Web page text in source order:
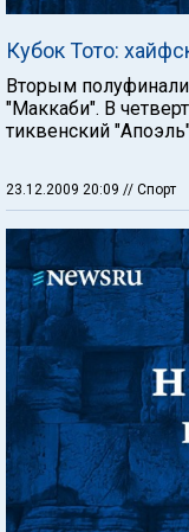
Кубок Тото:
Вторым
"Маккаби". В
тиквенский
23.12.2009 20:09 // Спорт